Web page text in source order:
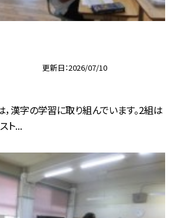
更新日 2026/07/10
，漢字の学習に取り組んでいます。2組は
ト...